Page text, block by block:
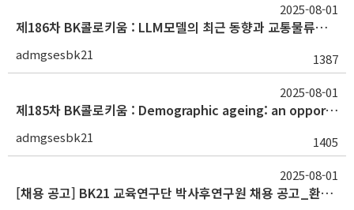
제186차 BK콜로키움 : LLM모델의 최근 동향과 교통물류분야로의 확장 가능성(이승재 박사/디노티시아)
admgsesbk21 1387
2025-08-01
제185차 BK콜로키움 : Demographic ageing: an opportunity to rethink economy, society and regions(Mildred Warner 교수/Cornell University)
admgsesbk21 1405
2025-08-01
[채용 공고] BK21 교육연구단 박사후연구원 채용 공고_환경분야
2025-08-01